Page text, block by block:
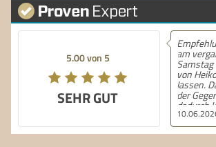
5.00 von 5
SEHR GUT
Empfehlung! Wir haben
am vergangenen
Samstag unsere Hochzeit
von Heiko begleiten
lassen. Da wir nicht aus
der Gegend waren und
dadurch keine eigenen
Erfahrungen mit lokalen
DJs im Auswahlprozess
nutzen konnten, mussten